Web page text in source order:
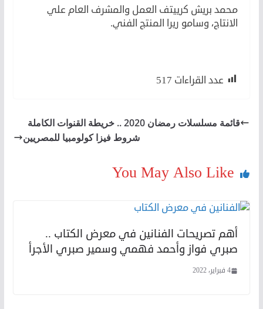
محمد بريش كرييتف العمل والمشرف العام علي
الانتاج، وسامو ريرا المنتج الفني.
عدد القراءات 517
قائمة مسلسلات رمضان 2020 .. خريطة القنوات الكاملة
شروط فيزا كولومبيا للمصريين
You May Also Like
أهم تصريحات الفنانين في معرض الكتاب ..
صبري فواز وأحمد فهمي وسمير صبري الأجرأ
4 فبراير، 2022